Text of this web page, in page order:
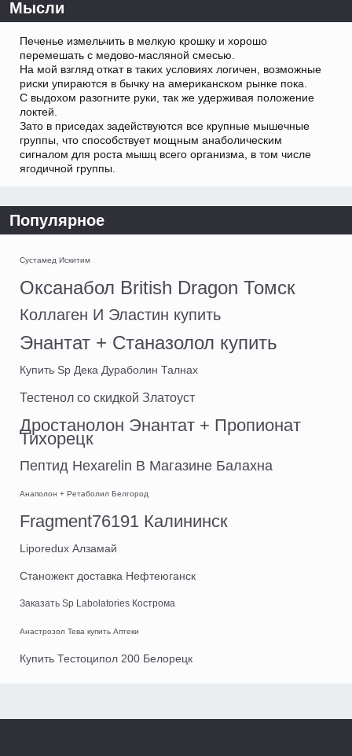
Мысли
Печенье измельчить в мелкую крошку и хорошо
перемешать с медово-масляной смесью.
На мой взгляд откат в таких условиях логичен, возможные
риски упираются в бычку на американском рынке пока.
С выдохом разогните руки, так же удерживая положение
локтей.
Зато в приседах задействуются все крупные мышечные
группы, что способствует мощным анаболическим
сигналом для роста мышц всего организма, в том числе
ягодичной группы.
Популярное
Сустамед Искитим
Оксанабол British Dragon Томск
Коллаген И Эластин купить
Энантат + Станазолол купить
Купить Sp Дека Дураболин Талнах
Тестенол со скидкой Златоуст
Дростанолон Энантат + Пропионат
Тихорецк
Пептид Hexarelin В Магазине Балахна
Анаполон + Ретаболил Белгород
Fragment76191 Калининск
Liporedux Алзамай
Станожект доставка Нефтеюганск
Заказать Sp Labolatories Кострома
Анастрозол Тева купить Аптеки
Купить Тестоципол 200 Белорецк